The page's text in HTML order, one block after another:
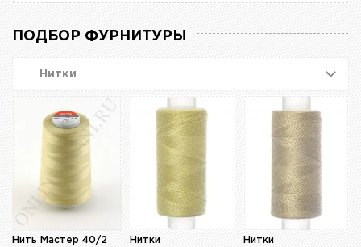
ПОДБОР ФУРНИТУРЫ
Нитки
Нить Мастер 40/2 Нитки Нитки